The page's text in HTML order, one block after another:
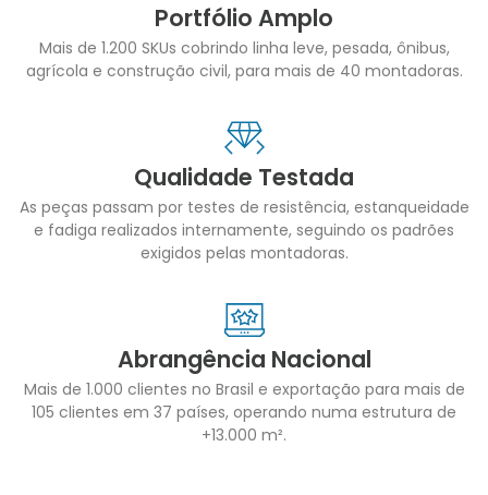
Portfólio Amplo
Mais de 1.200 SKUs cobrindo linha leve, pesada, ônibus,
agrícola e construção civil, para mais de 40 montadoras.
Qualidade Testada
As peças passam por testes de resistência, estanqueidade
e fadiga realizados internamente, seguindo os padrões
exigidos pelas montadoras.
Abrangência Nacional
Mais de 1.000 clientes no Brasil e exportação para mais de
105 clientes em 37 países, operando numa estrutura de
+13.000 m².